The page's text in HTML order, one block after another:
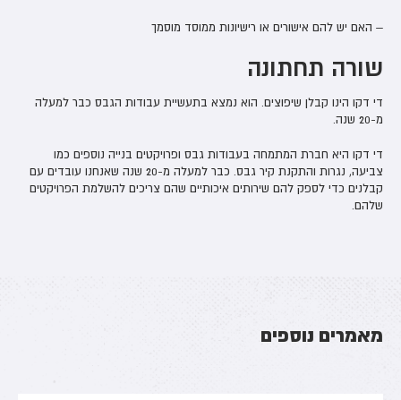
– האם יש להם אישורים או רישיונות ממוסד מוסמך
שורה תחתונה
די דקו הינו קבלן שיפוצים. הוא נמצא בתעשיית עבודות הגבס כבר למעלה
מ-20 שנה.
די דקו היא חברת המתמחה בעבודות גבס ופרויקטים בנייה נוספים כמו
צביעה, נגרות והתקנת קיר גבס. כבר למעלה מ-20 שנה שאנחנו עובדים עם
קבלנים כדי לספק להם שירותים איכותיים שהם צריכים להשלמת הפרויקטים
שלהם.
מאמרים נוספים